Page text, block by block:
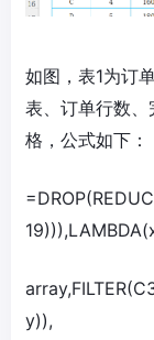
如图，表1为订
表、订单行数
格，公式如下：
y)),